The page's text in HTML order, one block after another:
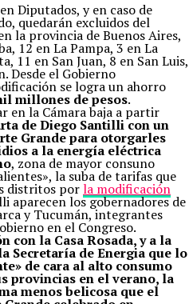
Diputados, y en caso de
quedarán excluidos del
la provincia de Buenos Aires,
12 en La Pampa, 3 en La
11 en San Juan, 8 en San Luis,
Desde el Gobierno
se logra un ahorro
millones de pesos.
en la Cámara baja a partir
de Diego Santilli con un
Grande para otorgarles
a la energía eléctrica
, zona de mayor consuno
la suba de tarifas que
distritos porla modificación
aparecen los gobernadores de
y Tucumán, integrantes
en el Congreso.
con la Casa Rosada, y a la
Secretaría de Energia que lo
de cara al alto consumo
provincias en el verano, la
menos belicosa que el